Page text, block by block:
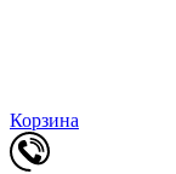
Корзина